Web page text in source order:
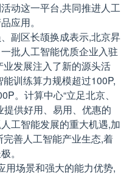
动这一平台,共同推进人工
应用。
副区长颉换成表示,北京昇
批人工智能优质企业入驻
发展注入了新的源头活
训练算力规模超过100P,
。计算中心“立足北京、
提供好用、易用、优惠的
工智能发展的重大机遇,加
善人工智能产业生态,着
。
用场景和强大的能力优势,